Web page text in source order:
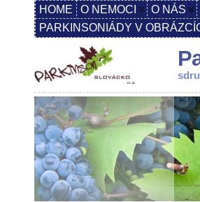
HOME O NEMOCI O NÁS
PARKINSONIÁDY V